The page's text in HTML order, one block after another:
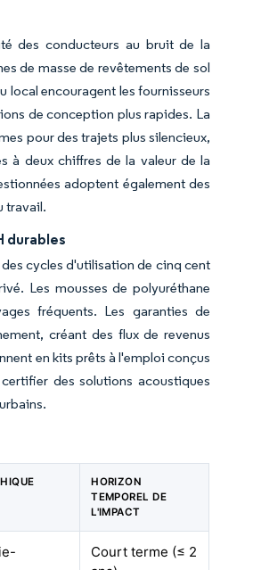
des conducteurs au bruit de la
de masse de revêtements de sol
local encouragent les fournisseurs
de conception plus rapides. La
pour des trajets plus silencieux,
à deux chiffres de la valeur de la
adoptent également des
travail.
durables
cycles d'utilisation de cinq cent
Les mousses de polyuréthane
fréquents. Les garanties de
créant des flux de revenus
en kits prêts à l'emploi conçus
des solutions acoustiques
HORIZON
TEMPOREL DE
L'IMPACT
Court terme (≤ 2